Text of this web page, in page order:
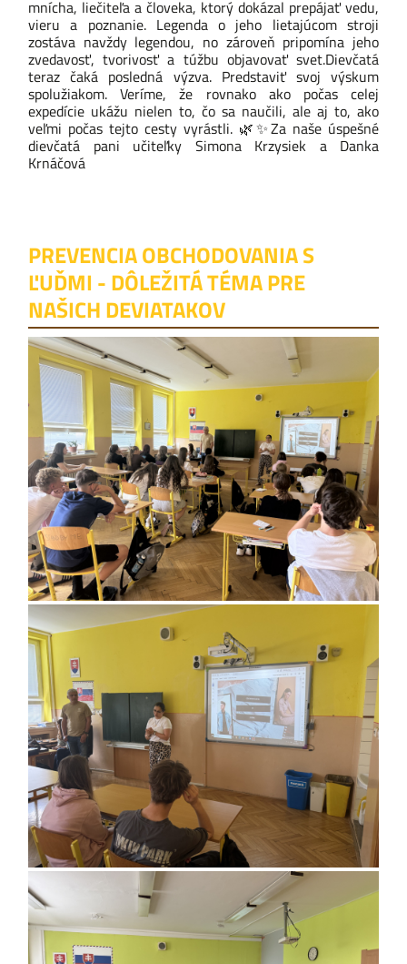
mnícha, liečiteľa a človeka, ktorý dokázal prepájať vedu,
vieru a poznanie. Legenda o jeho lietajúcom stroji
zostáva navždy legendou, no zároveň pripomína jeho
zvedavosť, tvorivosť a túžbu objavovať svet.Dievčatá
teraz čaká posledná výzva. Predstaviť svoj výskum
spolužiakom. Veríme, že rovnako ako počas celej
expedície ukážu nielen to, čo sa naučili, ale aj to, ako
veľmi počas tejto cesty vyrástli. 🌿✨Za naše úspešné
dievčatá pani učiteľky Simona Krzysiek a Danka
Krnáčová
PREVENCIA OBCHODOVANIA S
ĽUĎMI - DÔLEŽITÁ TÉMA PRE
NAŠICH DEVIATAKOV